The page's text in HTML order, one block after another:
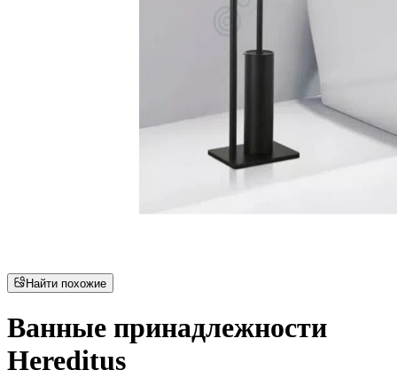
Найти похожие
Ванные принадлежности
Hereditus